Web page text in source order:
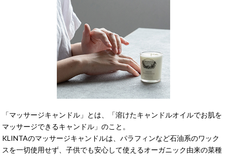
「マッサージキャンドル」とは、「溶けたキャンドルオイルでお肌を
マッサージできるキャンドル」のこと。
KLINTAのマッサージキャンドルは、パラフィンなど石油系のワック
スを一切使用せず、子供でも安心して使えるオーガニック由来の菜種